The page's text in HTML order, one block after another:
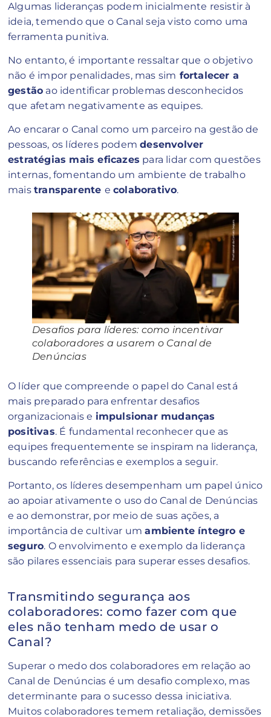
Algumas lideranças podem inicialmente resistir à
ideia, temendo que o Canal seja visto como uma
ferramenta punitiva.
No entanto, é importante ressaltar que o objetivo
não é impor penalidades, mas sim fortalecer a
gestão ao identificar problemas desconhecidos
que afetam negativamente as equipes.
Ao encarar o Canal como um parceiro na gestão de
pessoas, os líderes podemdesenvolver
estratégias mais eficazes para lidar com questões
internas, fomentando um ambiente de trabalho
maistransparente ecolaborativo.
Desafios para líderes: como incentivar
colaboradores a usarem o Canal de
Denúncias
O líder que compreende o papel do Canal está
mais preparado para enfrentar desafios
organizacionais e impulsionar mudanças
positivas. É fundamental reconhecer que as
equipes frequentemente se inspiram na liderança,
buscando referências e exemplos a seguir.
Portanto, os líderes desempenham um papel único
ao apoiar ativamente o uso do Canal de Denúncias
e ao demonstrar, por meio de suas ações, a
importância de cultivar umambiente íntegro e
seguro. O envolvimento e exemplo da liderança
são pilares essenciais para superar esses desafios.
Transmitindo segurança aos
colaboradores: como fazer com que
eles não tenham medo de usar o
Canal?
Superar o medo dos colaboradores em relação ao
Canal de Denúncias é um desafio complexo, mas
determinante para o sucesso dessa iniciativa.
Muitos colaboradores temem retaliação, demissões